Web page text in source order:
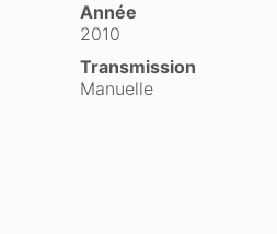
Année
2010
Transmission
Manuelle